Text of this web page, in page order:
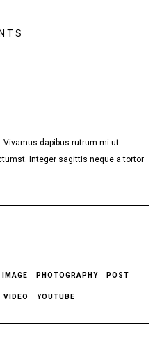
dapibus rutrum mi ut
Integer sagittis neque a tortor
IMAGE PHOTOGRAPHY POST
VIDEO YOUTUBE